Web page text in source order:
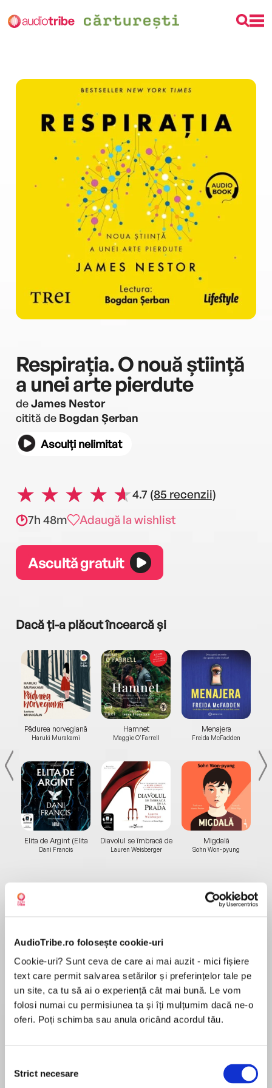
AudioTribe.ro folosește cookie-uri
Cookie-uri? Sunt ceva de care ai mai auzit - mici fișiere
text care permit salvarea setărilor și preferințelor tale pe
un site, ca tu să ai o experiență cât mai bună. Le vom
folosi numai cu permisiunea ta și îți mulțumim dacă ne-o
oferi. Poți schimba sau anula oricând acordul tău.
consimțământului
Strict necesare
Respirația. O nouă știință
a unei arte pierdute
deJames Nestor
citită de Bogdan Șerban
Asculți nelimitat
4.7 (85 recenzii)
7h 48m
Adaugă la wishlist
Ascultă gratuit
Dacă ți-a plăcut încearcă și
Pădurea norvegiană
Haruki Murakami
Elita de Argint (Elita
de...
Dani Francis
Hamnet
Maggie O'Farrell
Diavolul se îmbracă de
la...
Lauren Weisberger
Menajera
Freida McFadden
Migdală
Sohn Won-pyung
„O carte minunată, care ne reamintește și ne
arată cum conlucrează respirația și mintea.” -
Dr. RAHUL JANDIAL, autorul Neurofitness
„Un manual bine-venit și tonic pentru utilizatorul
sistemului respirator.” – Kirkus Reviews
Însă oamenii și-au pierdut capaci¬tatea de a
MAI MULT
Recenzii
O carte esențială pentru oricine este interesat
de propria sănătate!